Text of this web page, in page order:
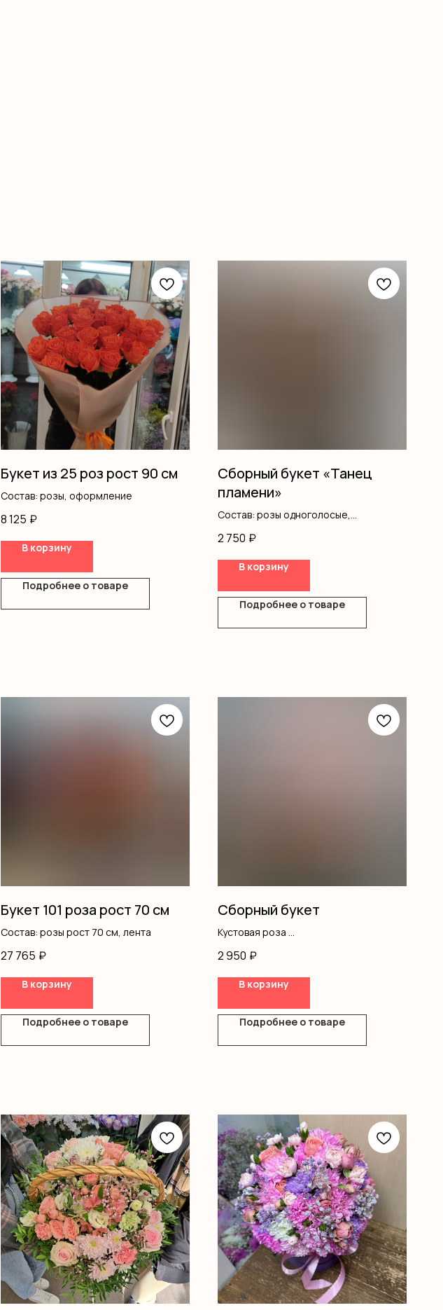
Букет из 25 роз рост 90 см
Состав: розы, оформление
8 125 ₽
В корзину
Подробнее о товаре
Сборный букет «Танец
пламени»
Состав: розы одноголосые,
2 750 ₽
В корзину
Подробнее о товаре
Букет 101 роза рост 70 см
Состав: розы рост 70 см, лента
27 765 ₽
В корзину
Подробнее о товаре
Сборный букет
Кустовая роза
Оформление
2 950 ₽
В корзину
Подробнее о товаре